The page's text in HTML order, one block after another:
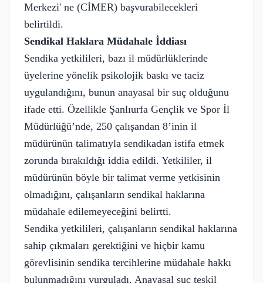
Merkezi' ne (CİMER) başvurabilecekleri
belirtildi.
Sendikal Haklara Müdahale İddiası
Sendika yetkilileri, bazı il müdürlüklerinde
üyelerine yönelik psikolojik baskı ve taciz
uygulandığını, bunun anayasal bir suç olduğunu
ifade etti. Özellikle Şanlıurfa Gençlik ve Spor İl
Müdürlüğü’nde, 250 çalışandan 8’inin il
müdürünün talimatıyla sendikadan istifa etmek
zorunda bırakıldığı iddia edildi. Yetkililer, il
müdürünün böyle bir talimat verme yetkisinin
olmadığını, çalışanların sendikal haklarına
müdahale edilemeyeceğini belirtti.
Sendika yetkilileri, çalışanların sendikal haklarına
sahip çıkmaları gerektiğini ve hiçbir kamu
görevlisinin sendika tercihlerine müdahale hakkı
bulunmadığını vurguladı. Anayasal suç teşkil